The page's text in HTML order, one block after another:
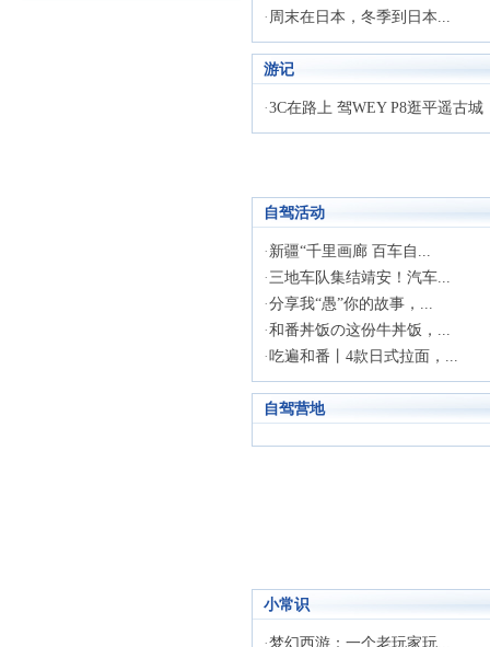
· 周末在日本，冬季到日本...
游记
·3C在路上 驾WEY P8逛平遥古城
自驾活动
· 新疆“千里画廊 百车自...
·三地车队集结靖安！汽车...
·分享我“愚”你的故事，...
·和番丼饭の这份牛丼饭，...
·吃遍和番丨4款日式拉面，...
自驾营地
小常识
·梦幻西游：一个老玩家玩...